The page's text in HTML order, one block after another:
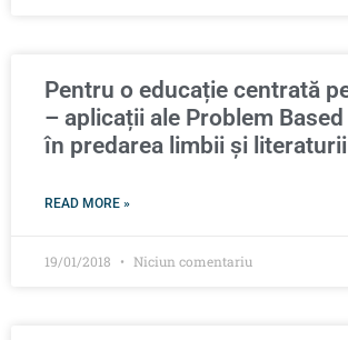
Pentru o educație centrată
– aplicații ale Problem
în predarea limbii și
READ MORE »
19/01/2018 Niciun comentariu